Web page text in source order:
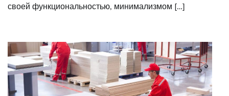
своей функциональностью, минимализмом […]